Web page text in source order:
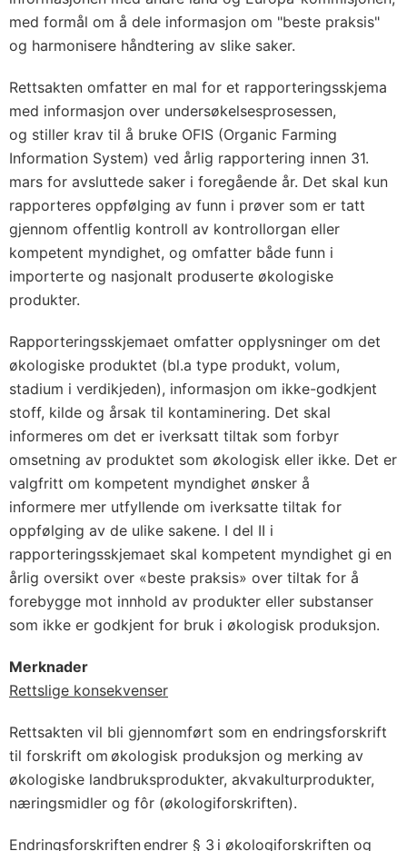
med formål om å dele informasjon om "beste praksis"
og harmonisere håndtering av slike saker.
Rettsakten omfatter en mal for et rapporteringsskjema
med informasjon over undersøkelsesprosessen,
og stiller krav til å bruke OFIS (Organic Farming
Information System) ved årlig rapportering innen 31.
mars for avsluttede saker i foregående år. Det skal kun
rapporteres oppfølging av funn i prøver som er tatt
gjennom offentlig kontroll av kontrollorgan eller
kompetent myndighet, og omfatter både funn i
importerte og nasjonalt produserte økologiske
produkter.
Rapporteringsskjemaet omfatter opplysninger om det
økologiske produktet (bl.a type produkt, volum,
stadium i verdikjeden), informasjon om ikke-godkjent
stoff, kilde og årsak til kontaminering. Det skal
informeres om det er iverksatt tiltak som forbyr
omsetning av produktet som økologisk eller ikke. Det er
valgfritt om kompetent myndighet ønsker å
informere mer utfyllende om iverksatte tiltak for
oppfølging av de ulike sakene. I del II i
rapporteringsskjemaet skal kompetent myndighet gi en
årlig oversikt over «beste praksis» over tiltak for å
forebygge mot innhold av produkter eller substanser
som ikke er godkjent for bruk i økologisk produksjon.
Merknader
Rettslige konsekvenser
Rettsakten vil bli gjennomført som en endringsforskrift
til forskrift om økologisk produksjon og merking av
økologiske landbruksprodukter, akvakulturprodukter,
næringsmidler og fôr (økologiforskriften).
Endringsforskriften endrer § 3 i økologiforskriften og